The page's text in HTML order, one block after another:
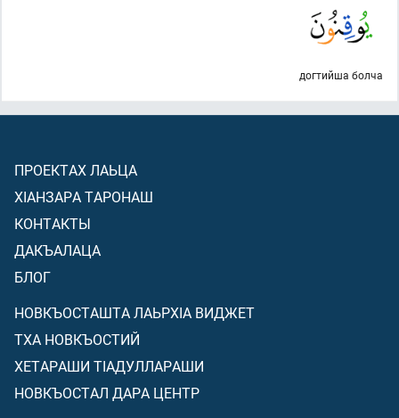
догтийша болча
ПРОЕКТАХ ЛАЬЦА
ХIАНЗАРА ТАРОНАШ
КОНТАКТЫ
ДАКЪАЛАЦА
БЛОГ
НОВКЪОСТАШТА ЛАЬРХIА ВИДЖЕТ
ТХА НОВКЪОСТИЙ
ХЕТАРАШИ ТIАДУЛЛАРАШИ
НОВКЪОСТАЛ ДАРА ЦЕНТР